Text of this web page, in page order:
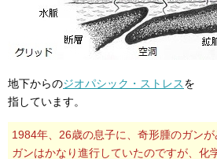
地下からのジオパシック・ストレスを
指しています。
1984年、26歳の息子に、奇形腫のガンが
ガンはかなり進行していたのですが、化